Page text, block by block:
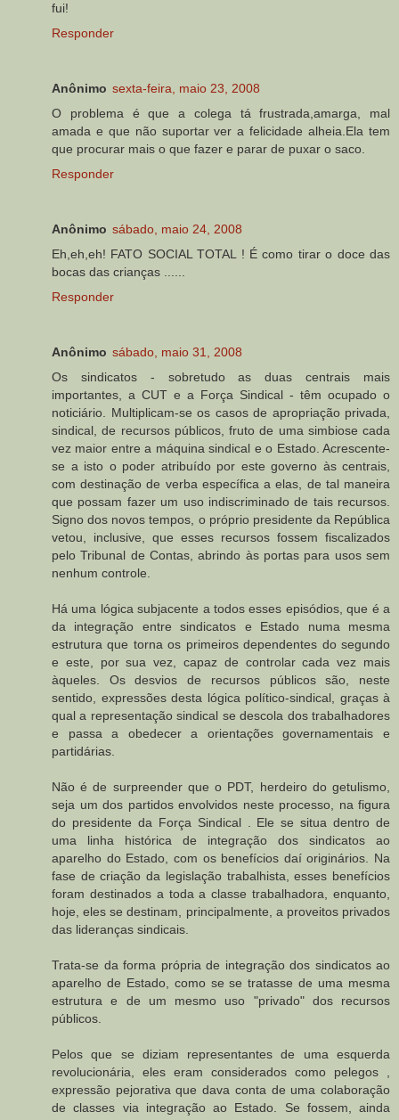
fui!
Responder
Anônimo sexta-feira, maio 23, 2008
O problema é que a colega tá frustrada,amarga, mal
amada e que não suportar ver a felicidade alheia.Ela tem
que procurar mais o que fazer e parar de puxar o saco.
Responder
Anônimo sábado, maio 24, 2008
Eh,eh,eh! FATO SOCIAL TOTAL ! É como tirar o doce das
bocas das crianças ......
Responder
Anônimo sábado, maio 31, 2008
Os sindicatos - sobretudo as duas centrais mais
importantes, a CUT e a Força Sindical - têm ocupado o
noticiário. Multiplicam-se os casos de apropriação privada,
sindical, de recursos públicos, fruto de uma simbiose cada
vez maior entre a máquina sindical e o Estado. Acrescente-
se a isto o poder atribuído por este governo às centrais,
com destinação de verba específica a elas, de tal maneira
que possam fazer um uso indiscriminado de tais recursos.
Signo dos novos tempos, o próprio presidente da República
vetou, inclusive, que esses recursos fossem fiscalizados
pelo Tribunal de Contas, abrindo às portas para usos sem
nenhum controle.
Há uma lógica subjacente a todos esses episódios, que é a
da integração entre sindicatos e Estado numa mesma
estrutura que torna os primeiros dependentes do segundo
e este, por sua vez, capaz de controlar cada vez mais
àqueles. Os desvios de recursos públicos são, neste
sentido, expressões desta lógica político-sindical, graças à
qual a representação sindical se descola dos trabalhadores
e passa a obedecer a orientações governamentais e
partidárias.
Não é de surpreender que o PDT, herdeiro do getulismo,
seja um dos partidos envolvidos neste processo, na figura
do presidente da Força Sindical . Ele se situa dentro de
uma linha histórica de integração dos sindicatos ao
aparelho do Estado, com os benefícios daí originários. Na
fase de criação da legislação trabalhista, esses benefícios
foram destinados a toda a classe trabalhadora, enquanto,
hoje, eles se destinam, principalmente, a proveitos privados
das lideranças sindicais.
Trata-se da forma própria de integração dos sindicatos ao
aparelho de Estado, como se se tratasse de uma mesma
estrutura e de um mesmo uso "privado" dos recursos
públicos.
Pelos que se diziam representantes de uma esquerda
revolucionária, eles eram considerados como pelegos ,
expressão pejorativa que dava conta de uma colaboração
de classes via integração ao Estado. Se fossem, ainda